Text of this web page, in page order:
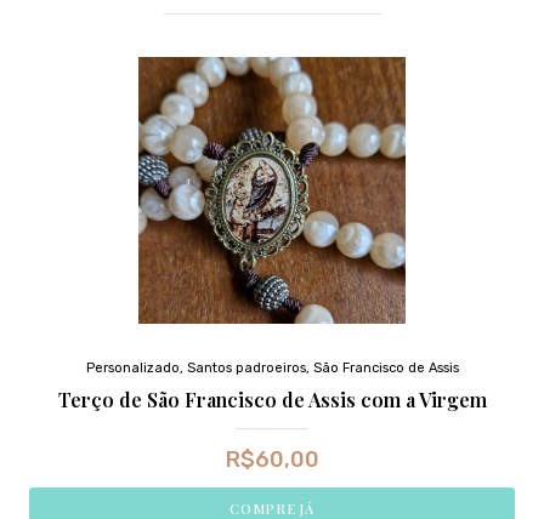
Personalizado, Santos padroeiros, São Francisco de Assis
Terço de São Francisco de Assis com a Virgem
R$60,00
COMPRE JÁ